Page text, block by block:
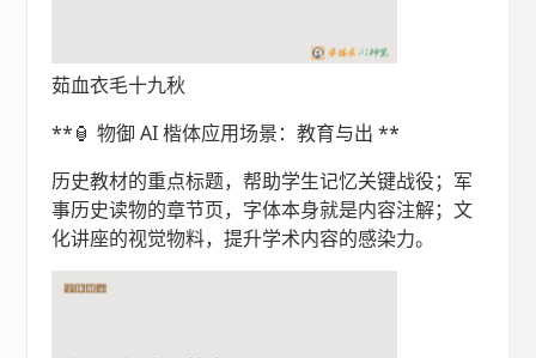
茹血衣毛十九秋
**🏮 物御 AI 楷体应用场景：教育与出 **
历史教材的重点标题，帮助学生记忆关键战役；军
事历史读物的章节页，字体本身就是内容注解；文
化讲座的视觉物料，提升学术内容的感染力。